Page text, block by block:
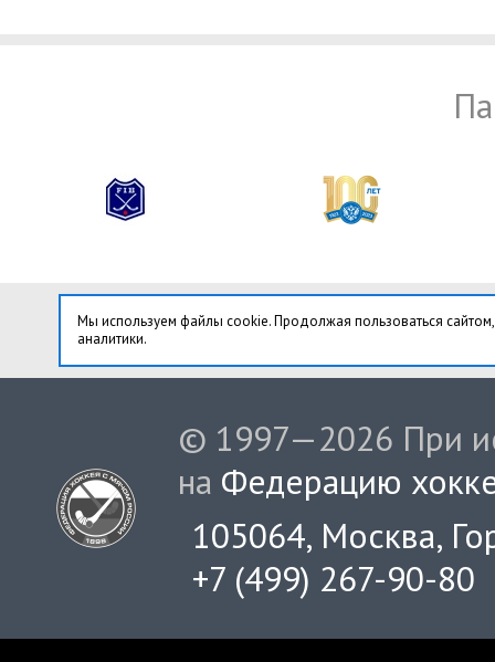
Мы используем файлы cookie. Продолжая пользоваться
аналитики.
© 1997—2026 При
на Федерацию
105064, Москва,
+7 (499) 267-90-80